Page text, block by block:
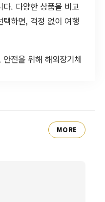
. 다양한 상품을 비교
하면, 걱정 없이 여행
전을 위해 해외장기체
MORE